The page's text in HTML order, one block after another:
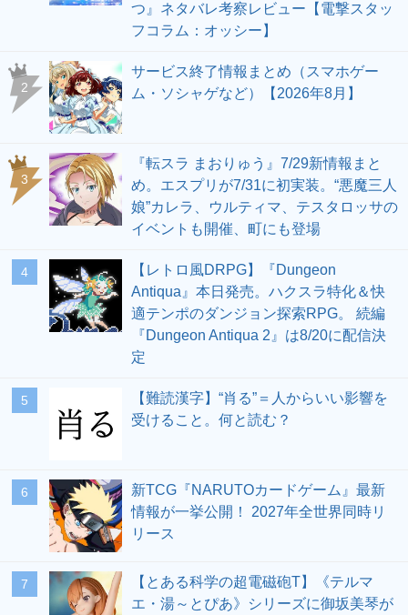
つ』ネタバレ考察レビュー【電撃スタッ
フコラム：オッシー】
2
サービス終了情報まとめ（スマホゲー
ム・ソシャゲなど）【2026年8月】
3
『転スラ まおりゅう』7/29新情報まと
め。エスプリが7/31に初実装。“悪魔三人
娘”カレラ、ウルティマ、テスタロッサの
イベントも開催、町にも登場
4
【レトロ風DRPG】『Dungeon
Antiqua』本日発売。ハクスラ特化＆快
適テンポのダンジョン探索RPG。 続編
『Dungeon Antiqua 2』は8/20に配信決
定
5
【難読漢字】“肖る”＝人からいい影響を
受けること。何と読む？
6
新TCG『NARUTOカードゲーム』最新
情報が一挙公開！ 2027年全世界同時リ
リース
7
【とある科学の超電磁砲T】《テルマ
エ・湯～とぴあ》シリーズに御坂美琴が